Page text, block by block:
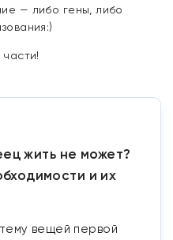
— либо гены, либо
жить не может?
и их
вещей первой